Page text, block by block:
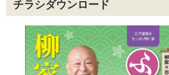
チラシダウンロード